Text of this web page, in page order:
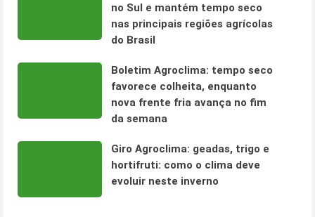
no Sul e mantém tempo seco
nas principais regiões agrícolas
do Brasil
Boletim Agroclima: tempo seco
favorece colheita, enquanto
nova frente fria avança no fim
da semana
Giro Agroclima: geadas, trigo e
hortifruti: como o clima deve
evoluir neste inverno